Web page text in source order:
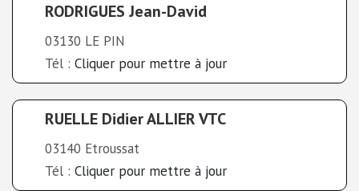
RODRIGUES Jean-David
03130 LE PIN
Tél : Cliquer pour mettre à jour
RUELLE Didier ALLIER VTC
03140 Etroussat
Tél : Cliquer pour mettre à jour